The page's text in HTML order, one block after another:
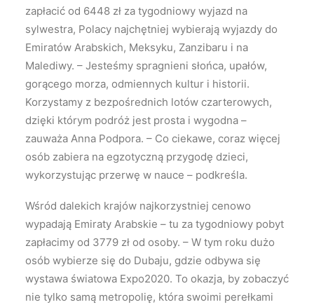
zapłacić od 6448 zł za tygodniowy wyjazd na
sylwestra, Polacy najchętniej wybierają wyjazdy do
Emiratów Arabskich, Meksyku, Zanzibaru i na
Malediwy. – Jesteśmy spragnieni słońca, upałów,
gorącego morza, odmiennych kultur i historii.
Korzystamy z bezpośrednich lotów czarterowych,
dzięki którym podróż jest prosta i wygodna –
zauważa Anna Podpora. – Co ciekawe, coraz więcej
osób zabiera na egzotyczną przygodę dzieci,
wykorzystując przerwę w nauce – podkreśla.
Wśród dalekich krajów najkorzystniej cenowo
wypadają Emiraty Arabskie – tu za tygodniowy pobyt
zapłacimy od 3779 zł od osoby. – W tym roku dużo
osób wybierze się do Dubaju, gdzie odbywa się
wystawa światowa Expo2020. To okazja, by zobaczyć
nie tylko samą metropolię, która swoimi perełkami